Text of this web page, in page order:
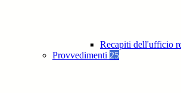
Recapiti dell'ufficio
Provvedimenti 25